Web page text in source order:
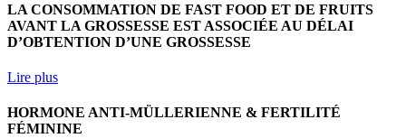
LA CONSOMMATION DE FAST FOOD ET DE FRUITS
AVANT LA GROSSESSE EST ASSOCIÉE AU DÉLAI
D’OBTENTION D’UNE GROSSESSE
Lire plus
HORMONE ANTI-MÜLLERIENNE & FERTILITÉ
FÉMININE